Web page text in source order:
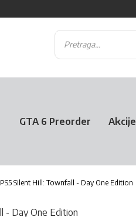
GTA 6 Preorder Akcije
PS5 Silent Hill: Townfall - Day One Edition